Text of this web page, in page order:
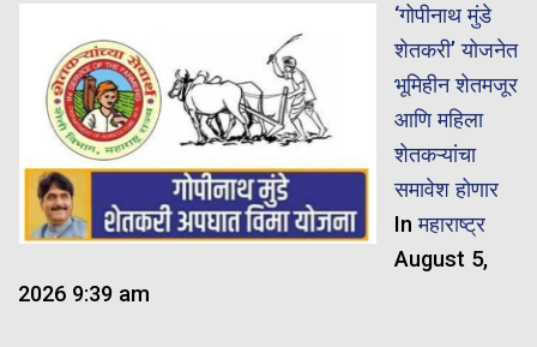
‘गोपीनाथ मुंडे
शेतकरी’ योजनेत
भूमिहीन शेतमजूर
आणि महिला
शेतकऱ्यांचा
समावेश होणार
Inमहाराष्ट्र
August 5,
2026 9:39 am